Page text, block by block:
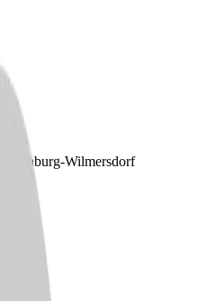
Wilmersdorf